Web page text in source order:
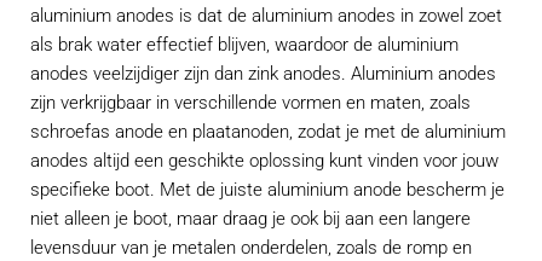
aluminium anodes is dat de aluminium anodes in zowel zoet
als brak water effectief blijven, waardoor de aluminium
anodes veelzijdiger zijn dan zink anodes. Aluminium anodes
zijn verkrijgbaar in verschillende vormen en maten, zoals
schroefas anode en plaatanoden, zodat je met de aluminium
anodes altijd een geschikte oplossing kunt vinden voor jouw
specifieke boot. Met de juiste aluminium anode bescherm je
niet alleen je boot, maar draag je ook bij aan een langere
levensduur van je metalen onderdelen, zoals de romp en